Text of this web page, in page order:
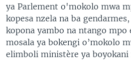
ya Parlement o'mokolo mwa
kopesa nzela na ba
kopona yambo na ntango mpo
mosala ya bokengi o’mokolo
elimboli ministère ya boyokani